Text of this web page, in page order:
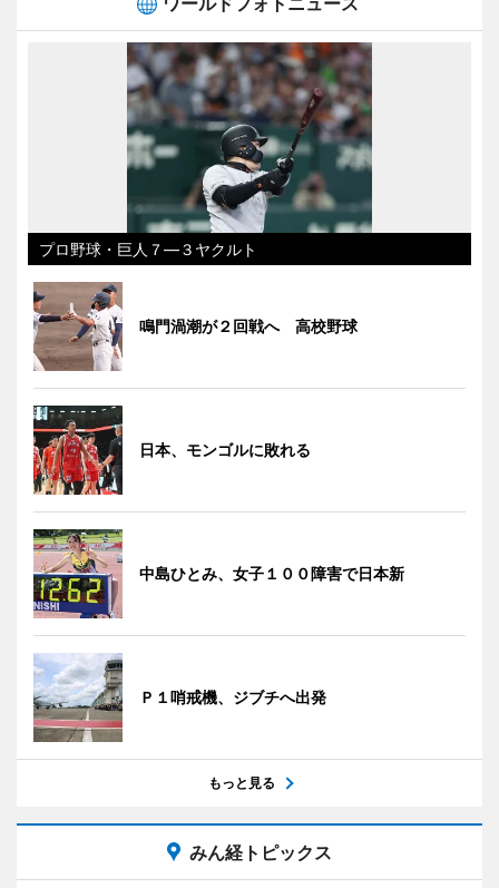
プロ野球・巨人７―３ヤクルト
鳴門渦潮が２回戦へ 高校野球
日本、モンゴルに敗れる
中島ひとみ、女子１００障害で日本新
Ｐ１哨戒機、ジブチへ出発
もっと見る
みん経トピックス